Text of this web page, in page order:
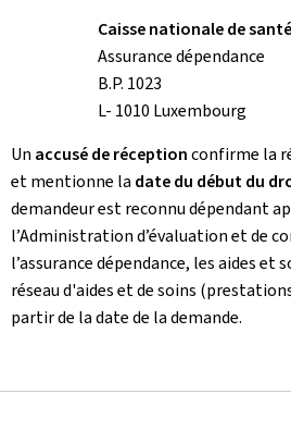
Caisse nationale de santé
Assurance dépendance
B.P. 1023
L- 1010 Luxembourg
Un accusé de réceptionconfirme la
et mentionne la date du début du
demandeur est reconnu dépendant
l’Administration d’évaluation et de
l’assurance dépendance, les aides et
réseau d'aides et de soins
partir de la date de la demande.